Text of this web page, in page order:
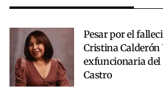
Pesar por el
Cristina Calderón
exfuncionaria del
Castro